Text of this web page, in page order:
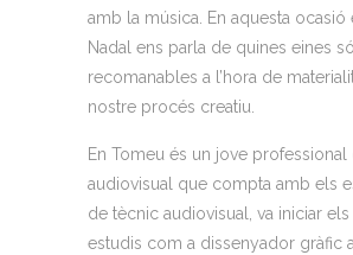
amb la música. En aquesta ocasió
Nadal ens parla de quines eines
recomanables a l’hora de
nostre procés creatiu.
En Tomeu és un jove
audiovisual que compta amb els
de tècnic audiovisual, va iniciar els
estudis com a dissenyador gràfic